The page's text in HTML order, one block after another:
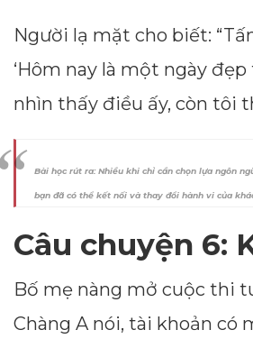
Người lạ mặt cho biết:
‘Hôm nay là một ngày
nhìn thấy điều ấy, còn tôi
Bài học rút ra: Nhiều khi chỉ cần chọn lựa ngôn
bạn đã có thể kết nối và thay đổi hành vi của
Câu chuyện 6:
Bố mẹ nàng mở cuộc thi
Chàng A nói, tài khoản có